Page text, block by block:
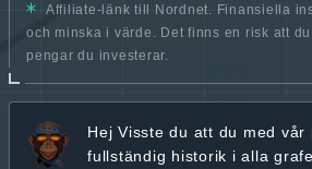
Affiliate-länk till Nordnet. Finansiella
och minska i värde. Det finns en risk att
pengar du investerar.
Hej Visste du att du med vår
fullständig historik i alla